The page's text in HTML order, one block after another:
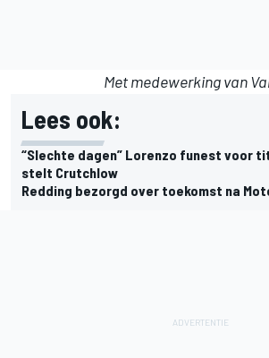
Met medewerking van
Lees ook:
“Slechte dagen” Lorenzo funest voor
stelt Crutchlow
Redding bezorgd over toekomst na